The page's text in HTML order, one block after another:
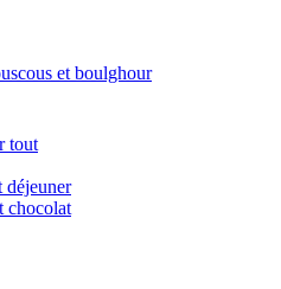
et boulghour
tout
déjeuner
chocolat